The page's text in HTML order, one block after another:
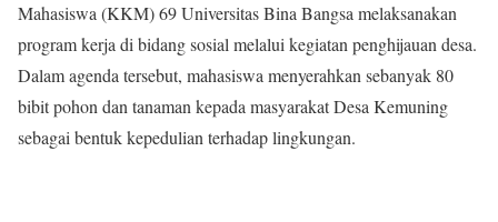
Mahasiswa (KKM) 69 Universitas Bina Bangsa melaksanakan
program kerja di bidang sosial melalui kegiatan penghijauan desa.
Dalam agenda tersebut, mahasiswa menyerahkan sebanyak 80
bibit pohon dan tanaman kepada masyarakat Desa Kemuning
sebagai bentuk kepedulian terhadap lingkungan.